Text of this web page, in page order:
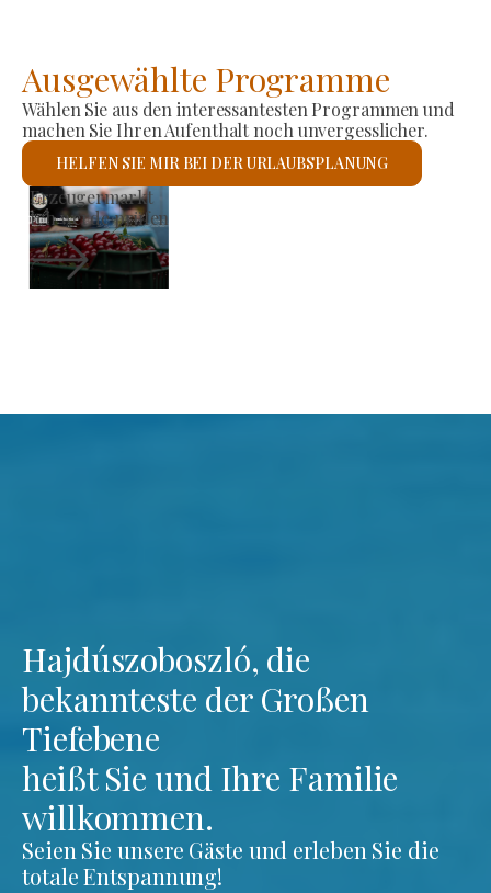
Ausgewählte Programme
Wählen Sie aus den interessantesten Programmen und
machen Sie Ihren Aufenthalt noch unvergesslicher.
HELFEN SIE MIR BEI DER URLAUBSPLANUNG
Römisch-katholische Kirche St. László
Ich werde prüfen
Hajdúszoboszló, die
bekannteste der Großen
Tiefebene
heißt Sie und Ihre Familie
willkommen.
Seien Sie unsere Gäste und erleben Sie die
totale Entspannung!